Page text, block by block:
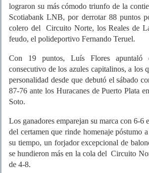
lograron su más cómodo triunfo de la
Scotiabank LNB, por derrotar 88 puntos
colero del Circuito Norte, los Reales de
feudo, el polideportivo Fernando Teruel.
Con 19 puntos, Luís Flores apuntaló
consecutivo de los azules capitalinos, a los
personalidad desde que debutó el sábado
87-76 ante los Huracanes de Puerto Plata
Soto.
Los ganadores emparejan su marca con 6-6
del certamen que rinde homenaje póstumo
su tiempo, un forjador excepcional de
se hundieron más en la cola del Circuito
de 4-8.